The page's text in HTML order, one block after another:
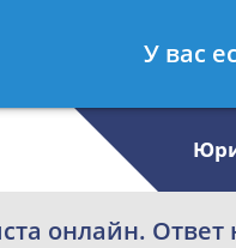
- Семейный юрист,
онлайн. Ответ
У вас